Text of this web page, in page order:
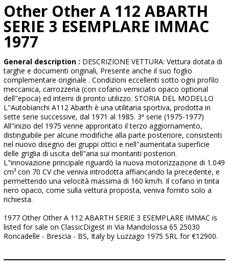
Other Other A 112 ABARTH
SERIE 3 ESEMPLARE IMMAC
1977
General description : DESCRIZIONE VETTURA: Vettura dotata di
targhe e documenti originali, Presente anche il suo foglio
complementare originale . Condizioni eccellenti sotto ogni profilo
meccanica, carrozzeria (con cofano verniciato opaco optional
dell"epoca) ed interni di pronto utilizzo. STORIA DEL MODELLO
L"Autobianchi A112 Abarth è una utilitaria sportiva, prodotta in
sette serie successive, dal 1971 al 1985. 3ª serie (1975-1977)
All"inizio del 1975 venne approntato il terzo aggiornamento,
distinguibile per alcune modifiche alla parte posteriore, consistenti
nel nuovo disegno dei gruppi ottici e nell"aumentata superficie
delle griglia di uscita dell"aria sui montanti posteriori.
L"innovazione principale riguardò la nuova motorizzazione di 1.049
cm³ con 70 CV che veniva introdotta affiancando la precedente, e
permettendo una velocità massima di 160 km/h. Il cofano in tinta
nero opaco, come sulla vettura proposta, veniva fornito solo a
richiesta.
1977 Other Other A 112 ABARTH SERIE 3 ESEMPLARE IMMAC is
listed for sale on ClassicDigest in Via Mandolossa 65 25030
Roncadelle - Brescia - BS, Italy by Luzzago 1975 SRL for €12900.